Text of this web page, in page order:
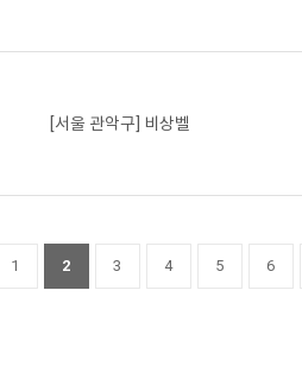
[서울 관악구] 비상벨
1 2 3 4 5 6